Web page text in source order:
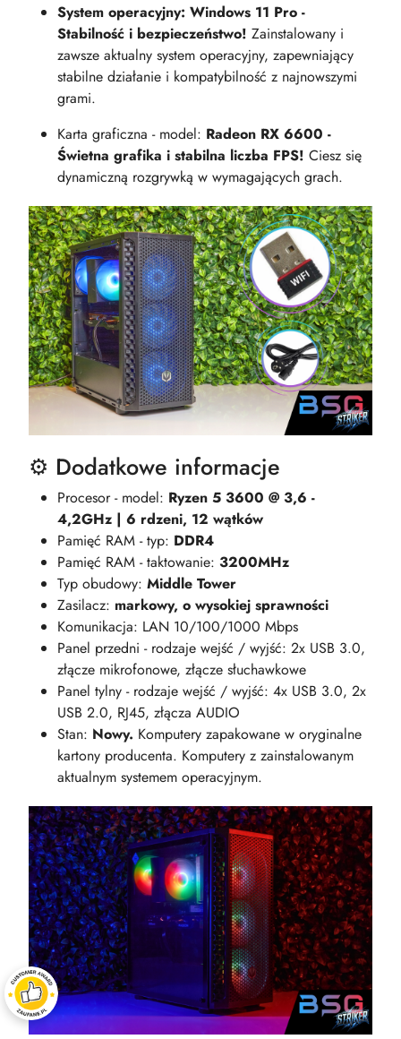
System operacyjny: Windows 11 Pro -
Stabilność i bezpieczeństwo! Zainstalowany i
zawsze aktualny system operacyjny, zapewniający
stabilne działanie i kompatybilność z najnowszymi
grami.
Karta graficzna - model: Radeon RX 6600 -
Świetna grafika i stabilna liczba FPS! Ciesz się
dynamiczną rozgrywką w wymagających grach.
⚙️ Dodatkowe informacje
Procesor - model: Ryzen 5 3600 @ 3,6 -
4,2GHz | 6 rdzeni, 12 wątków
Pamięć RAM - typ: DDR4
Pamięć RAM - taktowanie: 3200MHz
Typ obudowy: Middle Tower
Zasilacz: markowy, o wysokiej sprawności
Komunikacja: LAN 10/100/1000 Mbps
Panel przedni - rodzaje wejść / wyjść: 2x USB 3.0,
złącze mikrofonowe, złącze słuchawkowe
Panel tylny - rodzaje wejść / wyjść: 4x USB 3.0, 2x
USB 2.0, RJ45, złącza AUDIO
Stan: Nowy. Komputery zapakowane w oryginalne
kartony producenta. Komputery z zainstalowanym
aktualnym systemem operacyjnym.